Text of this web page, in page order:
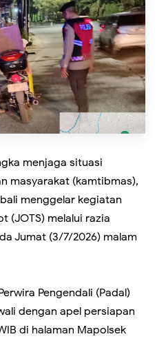
menjaga situasi
masyarakat (kamtibmas),
menggelar kegiatan
(JOTS) melalui razia
Jumat (3/7/2026) malam
Pengendali (Padal)
dengan apel persiapan
di halaman Mapolsek